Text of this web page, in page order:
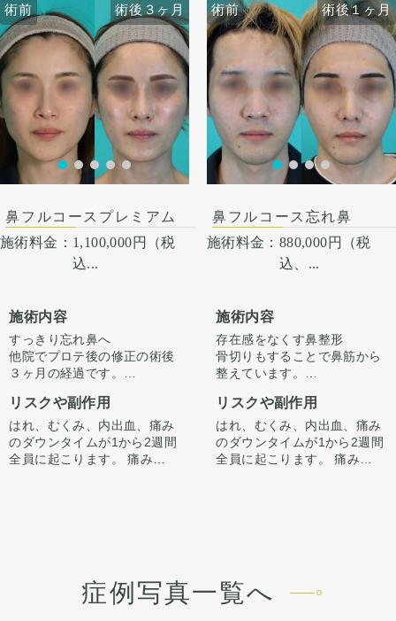
いで目立たなくなります。 稀
に感染がありますが、そのよ
うな際は責任を持って当院で
治療します。 仕上がりには個
人差があるので、手術を受け
た人全員がこの写真の様な変
化をするわけではありません
のでご注意下さい。 カウンセ
リングにて診察させていただ
いた上でその方一人一人の状
態をふまえて、治療法をご提
いで目立たなくなります。 稀
に感染がありますが、そのよ
うな際は責任を持って当院で
治療します。 仕上がりには個
人差があるので、手術を受け
た人全員がこの写真の様な変
化をするわけではありません
のでご注意下さい。 カウンセ
リングにて診察させていただ
いた上でその方一人一人の状
態をふまえて、治療法をご提
術前 術後３ヶ月 術前 術後３ヶ月
鼻フルコースプレミアム
施術料金： 1,100,000円（税
込...
施術内容
すっきり忘れ鼻へ
他院でプロテ後の修正の術後
３ヶ月の経過です。
にも感”が出てしまいバランス
が整わないことがございま
す。
今回は鼻中隔延長で鼻先含め
リスクや副作用
はれ、むくみ、内出血、痛み
のダウンタイムが1から2週間
全員に起こります。 痛みは3
治療します。 仕上がりには個
人差があるので、手術を受け
術前
術後１ヶ月
術前 術後１ヶ月
鼻フルコース忘れ鼻
施術料金： 880,000円（税
込、...
施術内容
存在感をなくす鼻整形
骨切りもすることで鼻筋から
整えています。
っきりさせる施術です。
リスクや副作用
はれ、むくみ、内出血、痛み
のダウンタイムが1から2週間
全員に起こります。 痛みは3
治療します。 仕上がりには個
症例写真一覧へ